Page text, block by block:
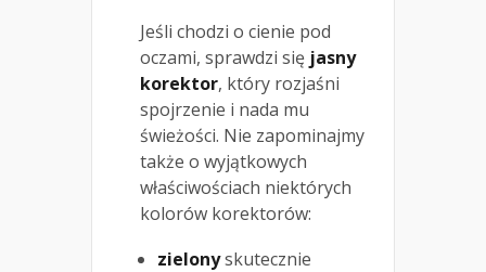
Jeśli chodzi o cienie pod
oczami, sprawdzi się jasny
korektor, który rozjaśni
spojrzenie i nada mu
świeżości. Nie zapominajmy
także o wyjątkowych
właściwościach niektórych
kolorów korektorów:
zielonyskutecznie